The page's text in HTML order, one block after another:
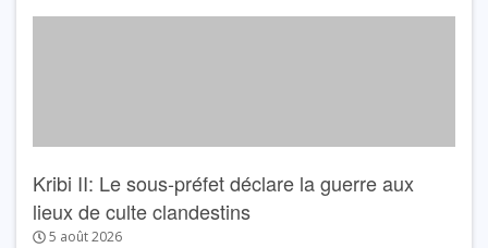
Kribi II: Le sous-préfet déclare la guerre aux
lieux de culte clandestins
5 août 2026